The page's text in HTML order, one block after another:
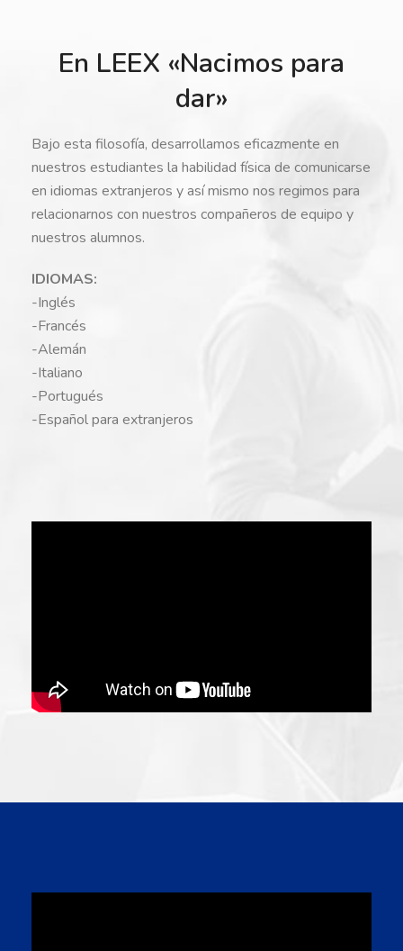
En LEEX «Nacimos para
dar»
Bajo esta filosofía, desarrollamos eficazmente en
nuestros estudiantes la habilidad física de comunicarse
en idiomas extranjeros y así mismo nos regimos para
relacionarnos con nuestros compañeros de equipo y
nuestros alumnos.
IDIOMAS:
-Inglés
-Francés
-Alemán
-Italiano
-Portugués
-Español para extranjeros